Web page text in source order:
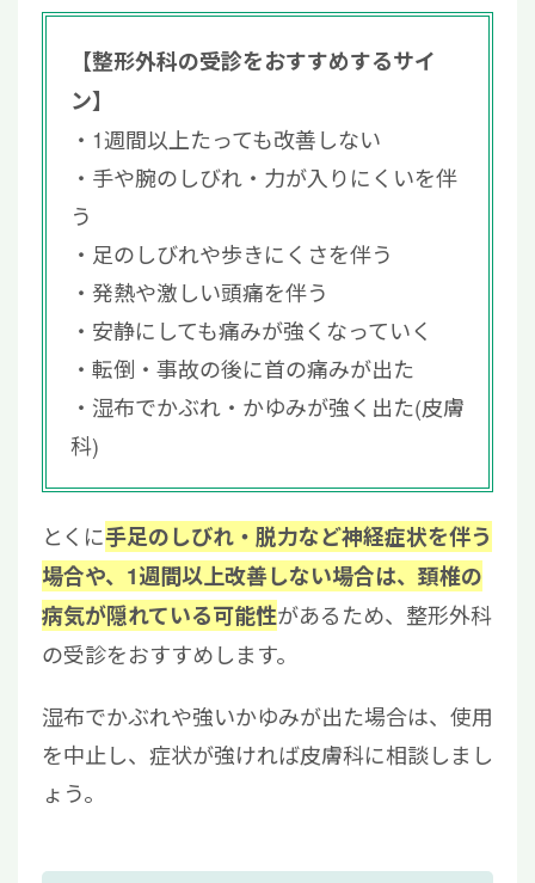
【整形外科の受診をおすすめするサイ
ン】
1週間以上たっても改善しない
手や腕のしびれ・力が入りにくいを伴
う
足のしびれや歩きにくさを伴う
発熱や激しい頭痛を伴う
安静にしても痛みが強くなっていく
転倒・事故の後に首の痛みが出た
湿布でかぶれ・かゆみが強く出た(皮膚
科)
とくに手足のしびれ・脱力など神経症状を伴う
場合や、1週間以上改善しない場合は、頚椎の
病気が隠れている可能性があるため、整形外科
の受診をおすすめします。
湿布でかぶれや強いかゆみが出た場合は、使用
を中止し、症状が強ければ皮膚科に相談しまし
ょう。